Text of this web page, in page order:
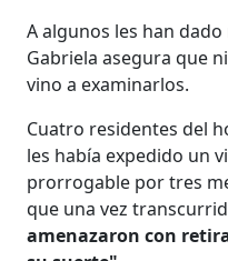
A algunos les han dado
Gabriela asegura que
vino a examinarlos.
Cuatro residentes del
les había expedido un
prorrogable por tres
que una vez
amenazaron con